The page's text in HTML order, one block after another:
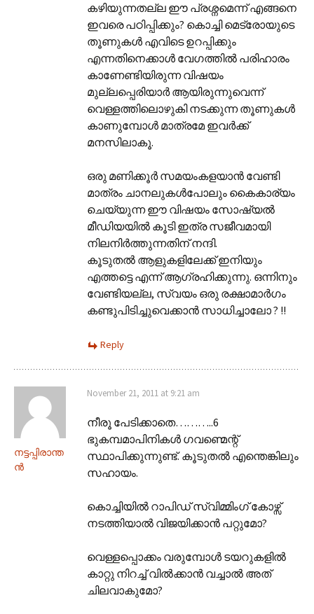
കഴിയുന്നതല്ല ഈ പ്രശ്നമെന്ന് എങ്ങനെ
ഇവരെ പഠിപ്പിക്കും? കൊച്ചി മെട്രോയുടെ
തൂണുകള്‍ എവിടെ ഉറപ്പിക്കും
എന്നതിനെക്കാള്‍ വേഗത്തില്‍ പരിഹാരം
കാണേണ്ടിയിരുന്ന വിഷയം
മുല്ലപ്പെരിയാര്‍ ആയിരുന്നുവെന്ന്
വെള്ളത്തിലൊഴുകി നടക്കുന്ന തൂണുകള്‍
കാണുമ്പോള്‍ മാത്രമേ ഇവര്‍ക്ക്
മനസിലാകൂ.
ഒരു മണിക്കൂര്‍ സമയംകളയാന്‍ വേണ്ടി
മാത്രം ചാനലുകള്‍പോലും കൈകാര്യം
ചെയ്യുന്ന ഈ വിഷയം സോഷ്യല്‍
മീഡിയയില്‍ കൂടി ഇത്ര സജീവമായി
നിലനിര്‍ത്തുന്നതിന് നന്ദി.
കൂടുതല്‍ ആളുകളിലേക്ക് ഇനിയും
എത്തട്ടെ എന്ന് ആഗ്രഹിക്കുന്നു. ഒന്നിനും
വേണ്ടിയല്ല, സ്വയം ഒരു രക്ഷാമാര്‍ഗം
കണ്ടുപിടിച്ചുവെക്കാന്‍ സാധിച്ചാലോ ? !!
Reply
നട്ടപ്പിരാന്ത
ന്‍
November 21, 2011 at 9:21 am
നീരൂ പേടിക്കാതെ………..6
ഭുകമ്പമാപിനികള്‍ ഗവണ്മെന്റ്
സ്ഥാപിക്കുന്നുണ്ട്. കൂടുതല്‍ എന്തെങ്കിലും
സഹായം.
കൊച്ചിയില്‍ റാപിഡ് സ്വിമ്മിംഗ് കോഴ്സ്
നടത്തിയാല്‍ വിജയിക്കാന്‍ പറ്റുമോ?
വെള്ളപ്പൊക്കം വരുമ്പോള്‍ ടയറുകളില്‍
കാറ്റു നിറച്ച് വില്‍ക്കാന്‍ വച്ചാല്‍ അത്
ചിലവാകുമോ?